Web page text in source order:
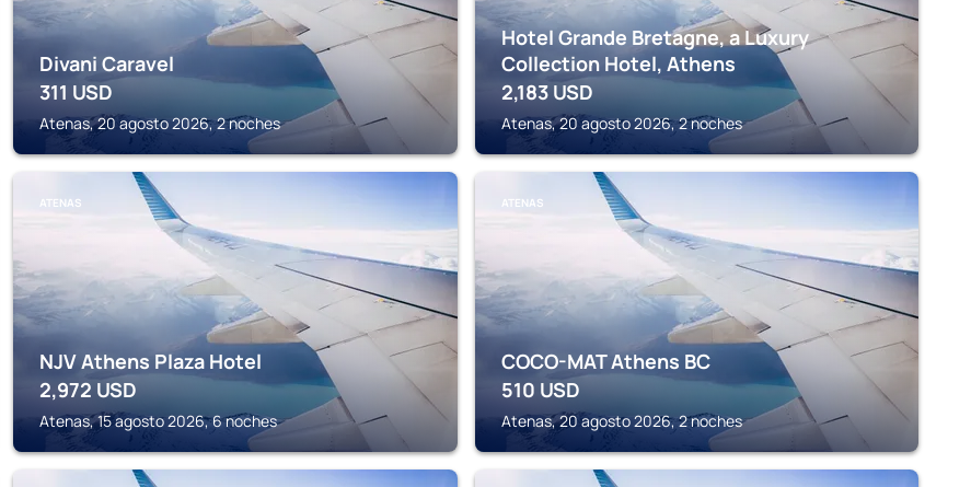
Divani Caravel
311 USD
Atenas, 20 agosto 2026, 2 noches
Hotel Grande Bretagne, a Luxury
Collection Hotel, Athens
2,183 USD
Atenas, 20 agosto 2026, 2 noches
ATENAS
NJV Athens Plaza Hotel
2,972 USD
Atenas, 15 agosto 2026, 6 noches
ATENAS
COCO-MAT Athens BC
510 USD
Atenas, 20 agosto 2026, 2 noches